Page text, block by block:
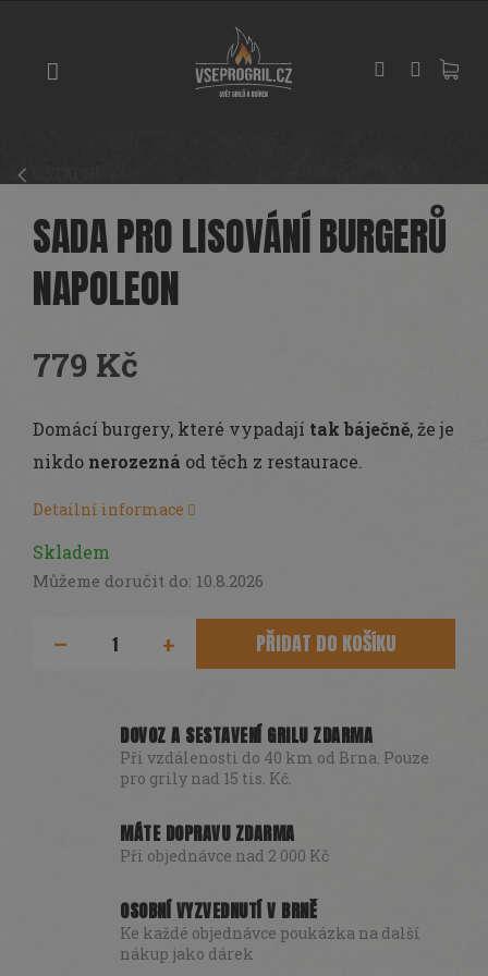
UDÍRNY
DŘEVO
PŘÍSLUŠENSTVÍ
KOŘENÍ
OMÁČKY
PEČENÍ
DÁRKY
SEZÓNNÍ
SLEVY
SADA PRO LISOVÁNÍ BURGERŮ
NAPOLEON
779 Kč
cena:
Skladem
Můžeme doručit do: 10.8.2026
PŘIDAT DO KOŠÍKU
Domácí burgery, které vypadají tak báječně, že je
nikdo nerozezná od těch z restaurace.
Detailní informace
DOVOZ A SESTAVENÍ GRILU ZDARMA
Při vzdálenosti do 40 km od Brna. Pouze
pro grily nad 15 tis. Kč.
MÁTE DOPRAVU ZDARMA
Při objednávce nad 2 000 Kč
OSOBNÍ VYZVEDNUTÍ V BRNĚ
Ke každé objednávce poukázka na další
nákup jako dárek